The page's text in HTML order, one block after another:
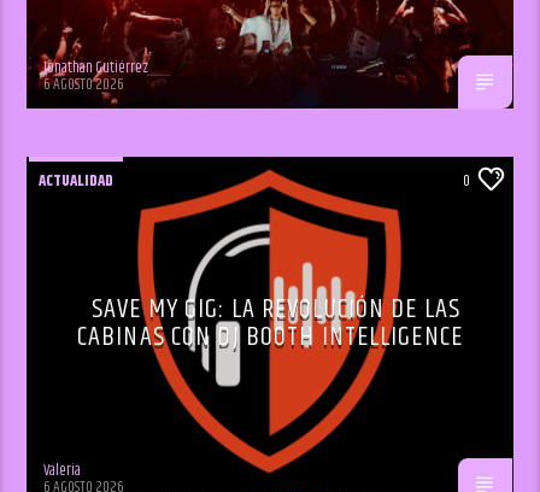
Jonathan Gutiérrez
6 AGOSTO 2026
ACTUALIDAD 0
SAVE MY GIG: LA REVOLUCIÓN DE LAS
CABINAS CON DJ BOOTH INTELLIGENCE
Valeria
6 AGOSTO 2026